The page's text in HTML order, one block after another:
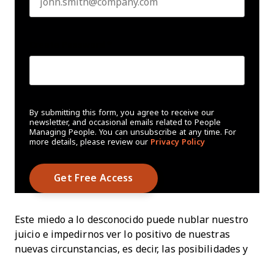
By submitting this form, you agree to receive our
newsletter, and occasional emails related to People
Managing People. You can unsubscribe at any time. For
more details, please review our Privacy Policy
Este miedo a lo desconocido puede nublar nuestro
juicio e impedirnos ver lo positivo de nuestras
nuevas circunstancias, es decir, las posibilidades y